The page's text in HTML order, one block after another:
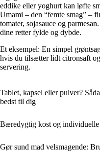
eddike eller yoghurt kan løfte
Umami – den “femte smag” –
tomater, sojasauce og
dine retter fylde og dybde.
Et eksempel: En simpel
hvis du tilsætter lidt citronsaft
servering.
Tablet, kapsel eller pulver?
bedst til dig
Bæredygtig kost og individuelle
Gør sund mad velsmagende: